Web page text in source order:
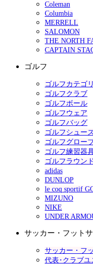
Coleman
Columbia
MERRELL
SALOMON
THE NORTH
CAPTAIN
ゴルフ
ゴルフカテゴ
ゴルフクラブ
ゴルフボール
ゴルフウェア
ゴルフバッグ
ゴルフシュー
ゴルフグロー
ゴルフ練習器
ゴルフラウン
adidas
DUNLOP
le coq sportif
MIZUNO
NIKE
UNDER
サッカー・フット
サッカー・フ
代表･クラブユ